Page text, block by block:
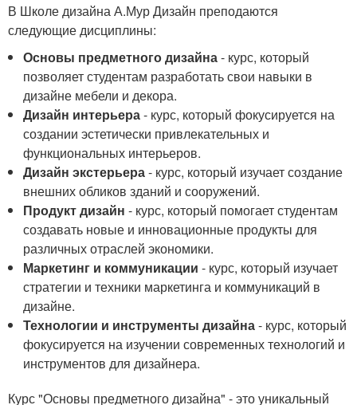
В Школе дизайна А.Мур Дизайн преподаются
следующие дисциплины:
Основы предметного дизайна- курс, который
позволяет студентам разработать свои навыки в
дизайне мебели и декора.
Дизайн интерьера- курс, который фокусируется на
создании эстетически привлекательных и
функциональных интерьеров.
Дизайн экстерьера- курс, который изучает создание
внешних обликов зданий и сооружений.
Продукт дизайн - курс, который помогает студентам
создавать новые и инновационные продукты для
различных отраслей экономики.
Маркетинг и коммуникации - курс, который изучает
стратегии и техники маркетинга и коммуникаций в
дизайне.
Технологии и инструменты дизайна- курс, который
фокусируется на изучении современных технологий и
инструментов для дизайнера.
Курс "Основы предметного дизайна" - это уникальный